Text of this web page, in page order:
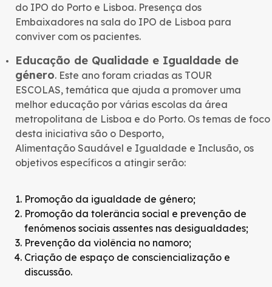
do IPO do Porto e Lisboa. Presença dos
Embaixadores na sala do IPO de Lisboa para
conviver com os pacientes.
Educação de Qualidade e Igualdade de
género. Este ano foram criadas as TOUR
ESCOLAS, temática que ajuda a promover uma
melhor educação por várias escolas da área
metropolitana de Lisboa e do Porto. Os temas de foco
desta iniciativa são o Desporto,
Alimentação Saudável e Igualdade e Inclusão, os
objetivos específicos a atingir serão:
Promoção da igualdade de género;
Promoção da tolerância social e prevenção de
fenómenos sociais assentes nas desigualdades;
Prevenção da violência no namoro;
Criação de espaço de consciencialização e
discussão.